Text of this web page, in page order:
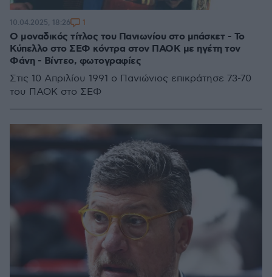
Ο μοναδικός τίτλος του Πανιωνίου στο μπάσκετ - Το
Κύπελλο στο ΣΕΦ κόντρα στον ΠΑΟΚ με ηγέτη τον
Φάνη - Βίντεο, φωτογραφίες
Στις 10 Απριλίου 1991 ο Πανιώνιος επικράτησε 73-70
του ΠΑΟΚ στο ΣΕΦ
10.04.2025, 18:26 1